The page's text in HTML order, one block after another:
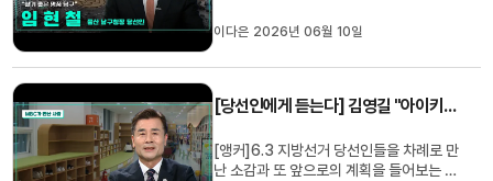
함께 하겠습니다.Q1. 당선 소감은? 존경하
드립니다. 이번 승리는 온갖 흑색선전 속에
신 위대한 남구민 모두의 ...
이다은 2026년 06월 10일
[당선인에게 듣는다] 김영길 "아이키우기 좋은 중구"
[앵커]6.3 지방선거 당선인들을 차례로 만
난 소감과 또 앞으로의 계획을 들어보는 시